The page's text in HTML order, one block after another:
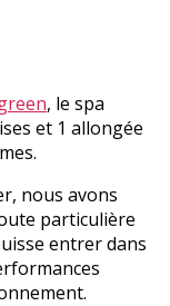
, le spa
et 1 allongée
nous avons
particulière
entrer dans